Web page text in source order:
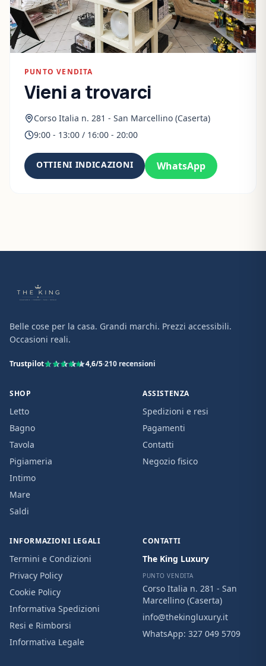
PUNTO VENDITA
Vieni a trovarci
Corso Italia n. 281 - San Marcellino (Caserta)
9:00 - 13:00 / 16:00 - 20:00
OTTIENI INDICAZIONI WhatsApp
Belle cose per la casa. Grandi marchi. Prezzi accessibili.
Occasioni reali.
Trustpilot 4,6/5·210 recensioni
SHOP
Letto
Bagno
Tavola
Pigiameria
Intimo
Mare
Saldi
ASSISTENZA
Spedizioni e resi
Pagamenti
Contatti
Negozio fisico
INFORMAZIONI LEGALI
Termini e Condizioni
Privacy Policy
Cookie Policy
Informativa Spedizioni
Resi e Rimborsi
Informativa Legale
CONTATTI
The King Luxury
PUNTO VENDITA
Corso Italia n. 281 - San
Marcellino (Caserta)
info@thekingluxury.it
WhatsApp: 327 049 5709